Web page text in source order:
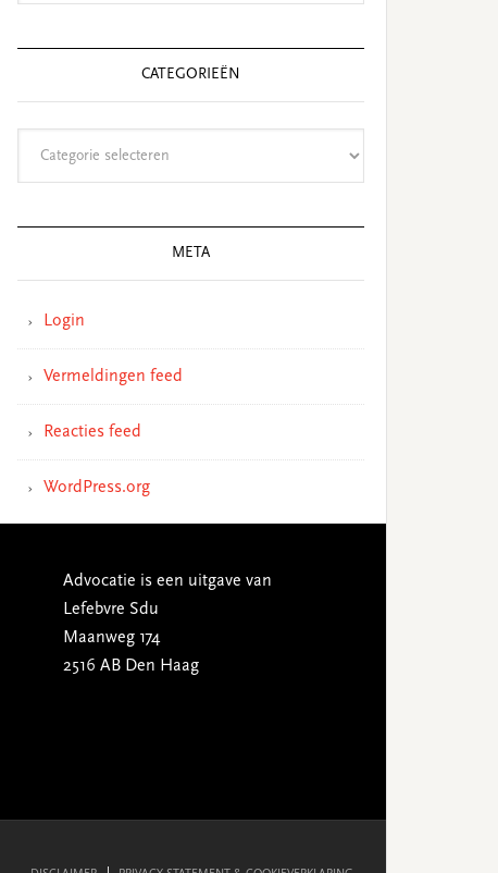
CATEGORIEËN
META
Login
Vermeldingen feed
Reacties feed
WordPress.org
Advocatie is een uitgave van
Lefebvre Sdu
Maanweg 174
2516 AB Den Haag